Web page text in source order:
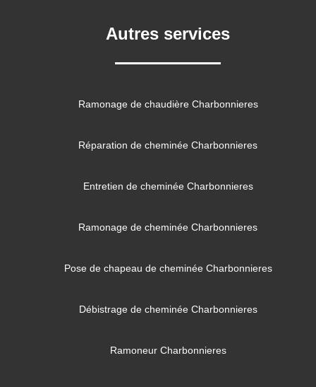
Autres services
Ramonage de chaudière Charbonnieres
Réparation de cheminée Charbonnieres
Entretien de cheminée Charbonnieres
Ramonage de cheminée Charbonnieres
Pose de chapeau de cheminée Charbonnieres
Débistrage de cheminée Charbonnieres
Ramoneur Charbonnieres